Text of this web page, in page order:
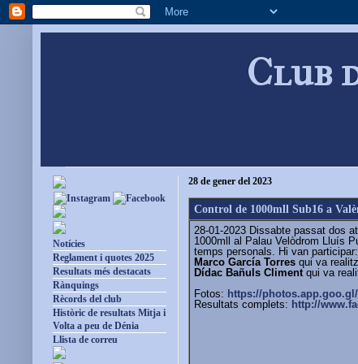
Club
28 de gener del 2023
Control de 1000mll Sub16 a
28-01-2023 Dissabte passat dos
1000mll al Palau Velòdrom Lluís
temps personals. Hi van participar:
Marco García Torres qui va
Dídac Bañuls Climentqui va
Fotos: https://photos.app.goo.gl/
Resultats complets: http://
Notícies
Reglament i quotes 2025
Resultats més destacats
Rànquings
Rècords del club
Històric de resultats Mitja i
Volta a peu de Dénia
Llista de correu